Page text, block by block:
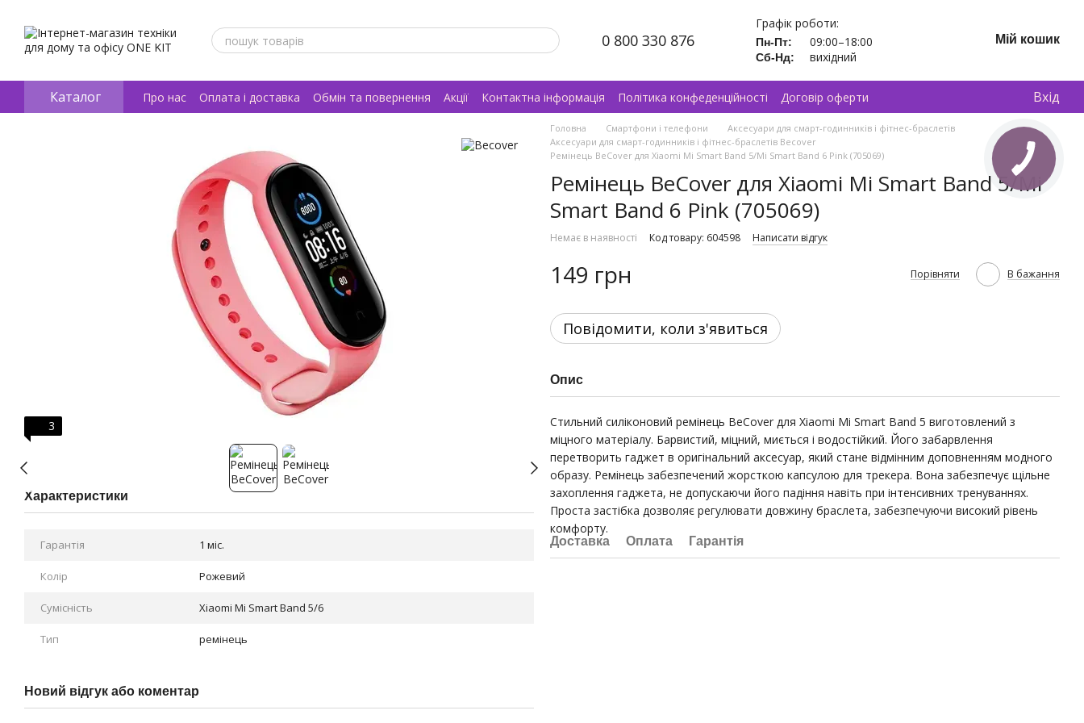
0 800 330 876
Графік роботи:
Пн-Пт: 09:00–18:00
Сб-Нд: вихідний
Мій кошик
Каталог Про нас Оплата і доставка Обмін та повернення Акції Контактна інформація Політика конфеденційності
Договір оферти
Відгуки про магазин
Вхід
3
Характеристики
Гарантія 1 міс.
Колір Рожевий
Сумісність Xiaomi Mi Smart Band 5/6
Тип ремінець
Новий відгук або коментар
Головна Смартфони і телефони
Аксесуари для смарт-годинників і фітнес-браслетів
Аксесуари для смарт-годинників і фітнес-браслетів Becover
Ремінець BeCover для Xiaomi Mi Smart Band 5/Mi Smart Band 6 Pink (705069)
Ремінець BeCover для Xiaomi Mi Smart Band 5/Mi
Smart Band 6 Pink (705069)
Немає в наявності Код товару: 604598 Написати відгук
149 грн Порівняти В бажання
Повідомити, коли з'явиться
Опис
Стильний силіконовий ремінець BeCover для Xiaomi Mi Smart Band 5 виготовлений з
міцного матеріалу. Барвистий, міцний, миється і водостійкий. Його забарвлення
перетворить гаджет в оригінальний аксесуар, який стане відмінним доповненням модного
образу. Ремінець забезпечений жорсткою капсулою для трекера. Вона забезпечує щільне
захоплення гаджета, не допускаючи його падіння навіть при інтенсивних тренуваннях.
Проста застібка дозволяє регулювати довжину браслета, забезпечуючи високий рівень
комфорту.
Доставка Оплата Гарантія